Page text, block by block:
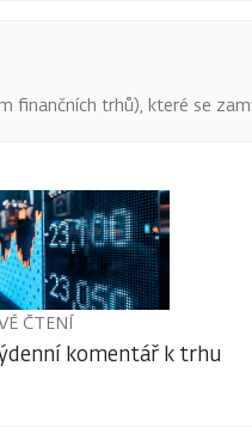
finančních trhů), které se
ČTENÍ
komentář k trhu